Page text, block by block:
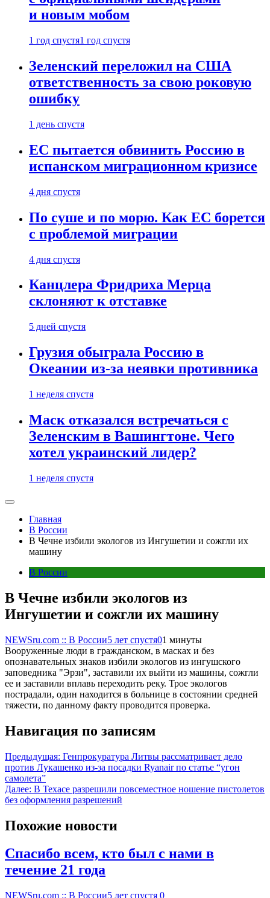
и новым мобом
1 год спустя1 год спустя
Зеленский переложил на США
ответственность за свою роковую
ошибку
1 день спустя
ЕС пытается обвинить Россию в
испанском миграционном кризисе
4 дня спустя
По суше и по морю. Как ЕС борется
с проблемой миграции
4 дня спустя
Канцлера Фридриха Мерца
склоняют к отставке
5 дней спустя
Грузия обыграла Россию в
Океании из-за неявки противника
1 неделя спустя
Маск отказался встречаться с
Зеленским в Вашингтоне. Чего
хотел украинский лидер?
1 неделя спустя
Главная
В России
В Чечне избили экологов из Ингушетии и сожгли их
машину
В России
В Чечне избили экологов из
Ингушетии и сожгли их машину
NEWSru.com :: В России5 лет спустя01 минуты
Вооруженные люди в гражданском, в масках и без
опознавательных знаков избили экологов из ингушского
заповедника "Эрзи", заставили их выйти из машины, сожгли
ее и заставили вплавь переходить реку. Трое экологов
пострадали, один находится в больнице в состоянии средней
тяжести, по данному факту проводится проверка.
Навигация по записям
Предыдущая: Генпрокуратура Литвы рассматривает дело
против Лукашенко из-за посадки Ryanair по статье “угон
самолета”
Далее: В Техасе разрешили повсеместное ношение пистолетов
без оформления разрешений
Похожие новости
Спасибо всем, кто был с нами в
течение 21 года
NEWSru.com :: В России5 лет спустя 0